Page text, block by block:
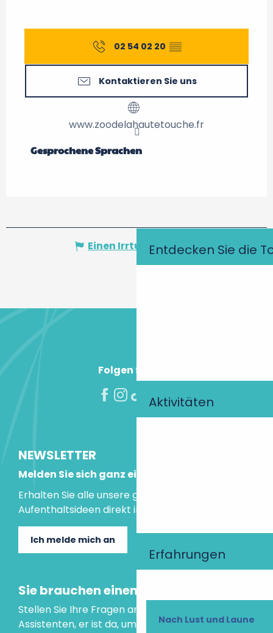
Entdecken Sie die
Aktivitäten
Erfahrungen
Nach Lust und Laune
02 54 02 20 ▒▒
Kontaktieren Sie uns
www.zoodelahautetouche.fr
Gesprochene Sprachen
Gesprochene Sprachen
Einen Irrtum angeben
Folgen Sie uns!
NEWSLETTER
Melden Sie sich ganz einfach an!
Erhalten Sie alle unsere guten Tipps und
Aufenthaltsideen direkt in Ihre Mailbox.
Ich melde mich an
Sie brauchen einen Rat?
Stellen Sie Ihre Fragen an unseren virtuellen
Assistenten, er ist da, um Ihnen zu helfen.